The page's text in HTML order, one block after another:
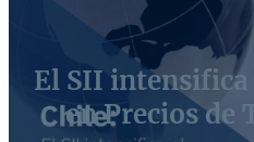
El SII
en Precios de